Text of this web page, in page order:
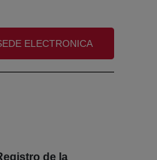
en nueva ventana)
ELECTRONICA
de la